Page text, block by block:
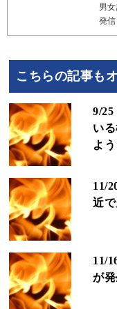
男
発信
こちらの記事も
9/
い
よ
11/
近
11/
が